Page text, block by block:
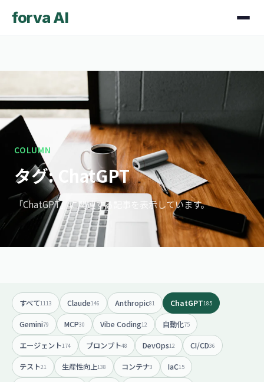
forva AI
COLUMN
タグ: ChatGPT
「ChatGPT」に関連する記事を表示しています。
すべて1113 Claude146 Anthropic81 ChatGPT185
Gemini79 MCP30 Vibe Coding12 自動化75
エージェント174 プロンプト48 DevOps12 CI/CD36
テスト21 生産性向上138 コンテナ3 IaC15